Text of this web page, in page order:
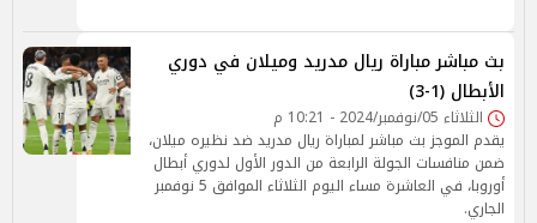
بث مباشر مباراة ريال مدريد وميلان في دوري
الأبطال (1-3)
الثلاثاء 05/نوفمبر/2024 - 10:21 م
يقدم الموجز بث مباشر لمباراة ريال مدريد ضد نظيره ميلان،
ضمن منافسات الجولة الرابعة من الدور الأول لدوري أبطال
أوروبا، في العاشرة مساء اليوم الثلاثاء الموافق 5 نوفمبر
الجاري.